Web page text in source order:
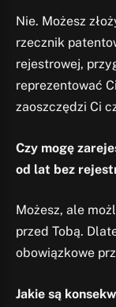
Nie. Możesz
rzecznik
rejestrowej,
reprezentować
zaoszczędzi Ci
Czy mogę
od lat bez
Możesz, ale
przed Tobą.
obowiązkowe
Jakie są